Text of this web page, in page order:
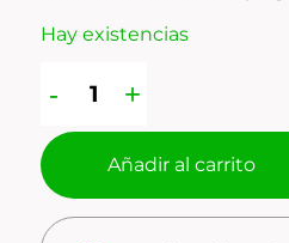
Hay existencias
Añadir al carrito